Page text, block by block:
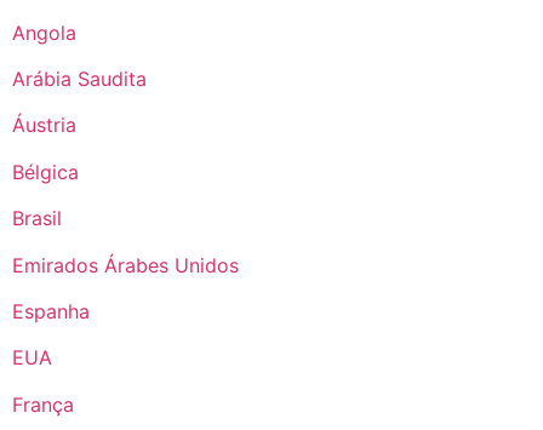
Angola
Arábia Saudita
Áustria
Bélgica
Brasil
Emirados Árabes Unidos
Espanha
EUA
França